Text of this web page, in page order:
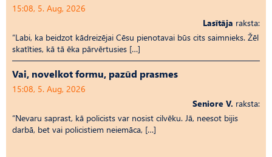
15:08, 5. Aug, 2026
Lasītāja raksta:
“Labi, ka beidzot kādreizējai Cēsu pienotavai būs cits saimnieks. Žēl
skatīties, kā tā ēka pārvērtusies […]
Vai, novelkot formu, pazūd prasmes
15:08, 5. Aug, 2026
Seniore V. raksta:
“Nevaru saprast, kā policists var nosist cilvēku. Jā, neesot bijis
darbā, bet vai policistiem neiemāca, […]